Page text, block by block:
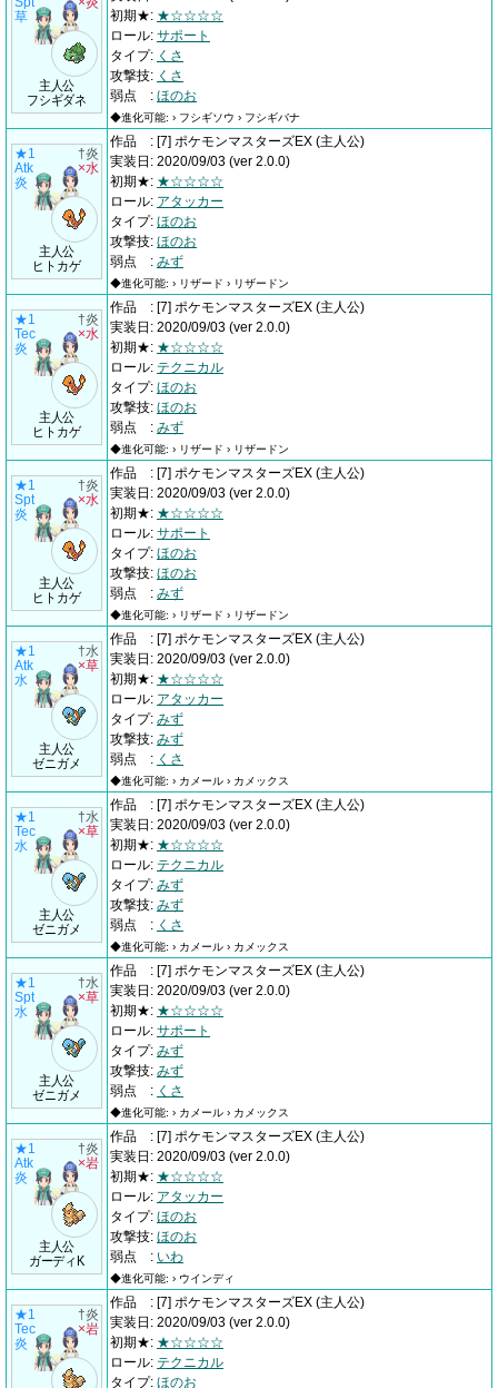
草
主人公
フシギダネ
初期★: ★☆☆☆☆
ロール: サポート
タイプ: くさ
攻撃技: くさ
弱点
: ほのお
◆進化可能: › フシギソウ › フシギバナ
★1
Atk
炎
主人公
ヒトカゲ
†炎
×水
作品 : [7] ポケモンマスターズEX (主人公)
実装日 : 2020/09/03 (ver 2.0.0)
初期★: ★☆☆☆☆
ロール: アタッカー
タイプ: ほのお
攻撃技: ほのお
弱点
: みず
◆進化可能: › リザード › リザードン
★1
Tec
炎
主人公
ヒトカゲ
†炎
×水
作品 : [7] ポケモンマスターズEX (主人公)
実装日 : 2020/09/03 (ver 2.0.0)
初期★: ★☆☆☆☆
ロール: テクニカル
タイプ: ほのお
攻撃技: ほのお
弱点
: みず
◆進化可能: › リザード › リザードン
★1
Spt
炎
主人公
ヒトカゲ
†炎
×水
作品 : [7] ポケモンマスターズEX (主人公)
実装日 : 2020/09/03 (ver 2.0.0)
初期★: ★☆☆☆☆
ロール: サポート
タイプ: ほのお
攻撃技: ほのお
弱点
: みず
◆進化可能: › リザード › リザードン
★1
Atk
水
主人公
ゼニガメ
†水
×草
作品 : [7] ポケモンマスターズEX (主人公)
実装日 : 2020/09/03 (ver 2.0.0)
初期★: ★☆☆☆☆
ロール: アタッカー
タイプ: みず
攻撃技: みず
弱点
: くさ
◆進化可能: › カメール › カメックス
★1
Tec
水
主人公
ゼニガメ
†水
×草
作品 : [7] ポケモンマスターズEX (主人公)
実装日 : 2020/09/03 (ver 2.0.0)
初期★: ★☆☆☆☆
ロール: テクニカル
タイプ: みず
攻撃技: みず
弱点
: くさ
◆進化可能: › カメール › カメックス
★1
Spt
水
主人公
ゼニガメ
†水
×草
作品 : [7] ポケモンマスターズEX (主人公)
実装日 : 2020/09/03 (ver 2.0.0)
初期★: ★☆☆☆☆
ロール: サポート
タイプ: みず
攻撃技: みず
弱点
: くさ
◆進化可能: › カメール › カメックス
★1
Atk
炎
主人公
ガーディK
†炎
×岩
作品 : [7] ポケモンマスターズEX (主人公)
実装日 : 2020/09/03 (ver 2.0.0)
初期★: ★☆☆☆☆
ロール: アタッカー
タイプ: ほのお
攻撃技: ほのお
弱点
: いわ
◆進化可能: › ウインディ
★1
Tec
炎
†炎
×岩
作品 : [7] ポケモンマスターズEX (主人公)
実装日 : 2020/09/03 (ver 2.0.0)
初期★: ★☆☆☆☆
ロール: テクニカル
タイプ: ほのお